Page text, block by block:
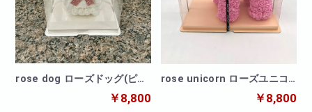
rose dog ローズドッグ(ピン
￥8,800
rose unicorn ローズユニコ
￥8,800